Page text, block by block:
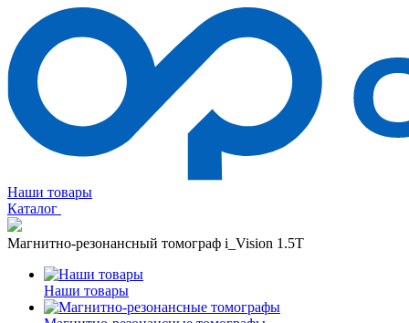
Наши товары
Каталог
Магнитно-резонансный томограф i_Vision 1.5T
Наши товары